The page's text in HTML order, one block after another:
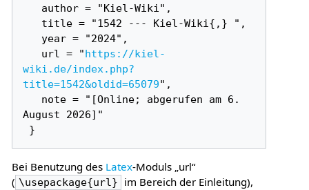
   url = "
https://kiel-
wiki.de/index.php?
title=1542&oldid=65079",
August 2026]"
Bei Benutzung des Latex-Moduls „url“
( \usepackage{url}
im Bereich der Einleitung),